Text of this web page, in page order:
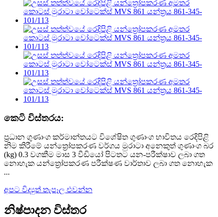
කෙටි විස්තරය:
ප්‍රධාන ගුණාංග කර්මාන්තයට විශේෂිත ගුණාංග භාවිතය රෙදිපිළි
නිම කිරීමේ යන්ත්‍රෝපකරණ වර්ගය මුරාටා අනෙකුත් ගුණාංග බර
(kg) 0.3 වගකීම මාස 3 වීඩියෝ පිටතට යන-පරීක්ෂාව ලබා ගත
නොහැක යන්ත්‍රෝපකරණ පරීක්ෂණ වාර්තාව ලබා ගත නොහැක
...
අපට විද්‍යුත් තැපෑල එවන්න
නිෂ්පාදන විස්තර